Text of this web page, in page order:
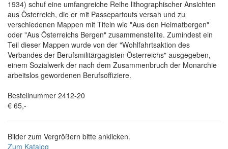
1934) schuf eine umfangreiche Reihe lithographischer Ansichten
aus Österreich, die er mit Passepartouts versah und zu
verschiedenen Mappen mit Titeln wie "Aus den Heimatbergen"
oder "Aus Österreichs Bergen" zusammenstellte. Zumindest ein
Teil dieser Mappen wurde von der "Wohlfahrtsaktion des
Verbandes der Berufsmilitärgagisten Österreichs" ausgegeben,
einem Sozialwerk der nach dem Zusammenbruch der Monarchie
arbeitslos gewordenen Berufsoffiziere.
Bestellnummer 2412-20
€ 65,-
Bilder zum Vergrößern bitte anklicken.
Zum Katalog